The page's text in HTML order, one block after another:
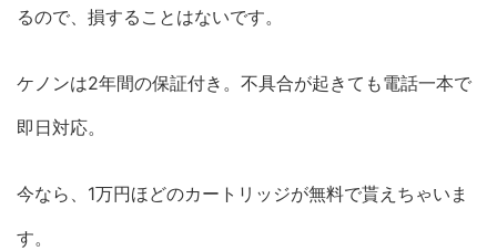
るので、損することはないです。
ケノンは2年間の保証付き。不具合が起きても電話一本で
即日対応。
今なら、1万円ほどのカートリッジが無料で貰えちゃいま
す。